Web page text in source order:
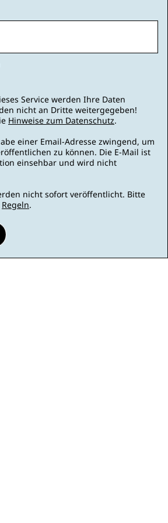
Service werden Ihre Daten
nicht an Dritte weitergegeben!
Hinweise zum Datenschutz.
einer Email-Adresse zwingend, um
zu können. Die E-Mail ist
einsehbar und wird nicht
nicht sofort veröffentlicht. Bitte
Regeln.